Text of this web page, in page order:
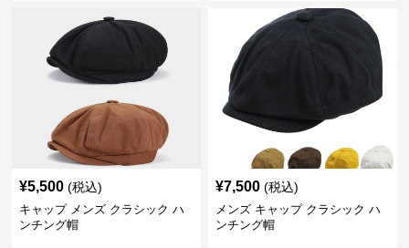
¥5,500 (税込)
キャップ メンズ クラシック ハ
ンチング帽
¥7,500 (税込)
メンズ キャップ クラシック ハ
ンチング帽